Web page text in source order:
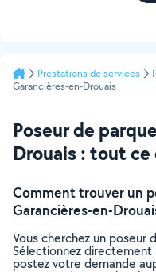
Prestations de services
Garancières-en-Drouais
Poseur de
Drouais : tout ce
Comment trouver un
Garancières-en-
Vous cherchez un poseur
Sélectionnez
postez votre demande